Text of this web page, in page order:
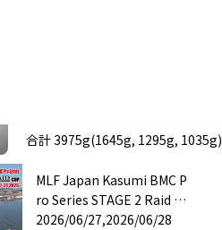
合計 3975g(1645g, 1295g, 1035g)
MLF Japan Kasumi BMC P
ro Series STAGE 2 Raid Ja
pan CUP
2026/06/27,2026/06/28